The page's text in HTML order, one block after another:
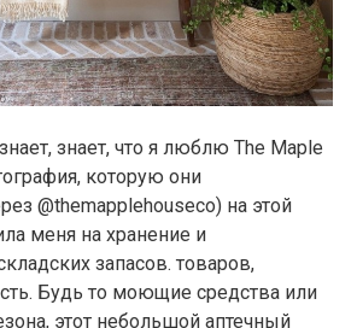
знает, что я люблю The Maple
которую они
@themapplehouseco) на этой
меня на хранение и
запасов. товаров,
Будь то моющие средства или
этот небольшой аптечный